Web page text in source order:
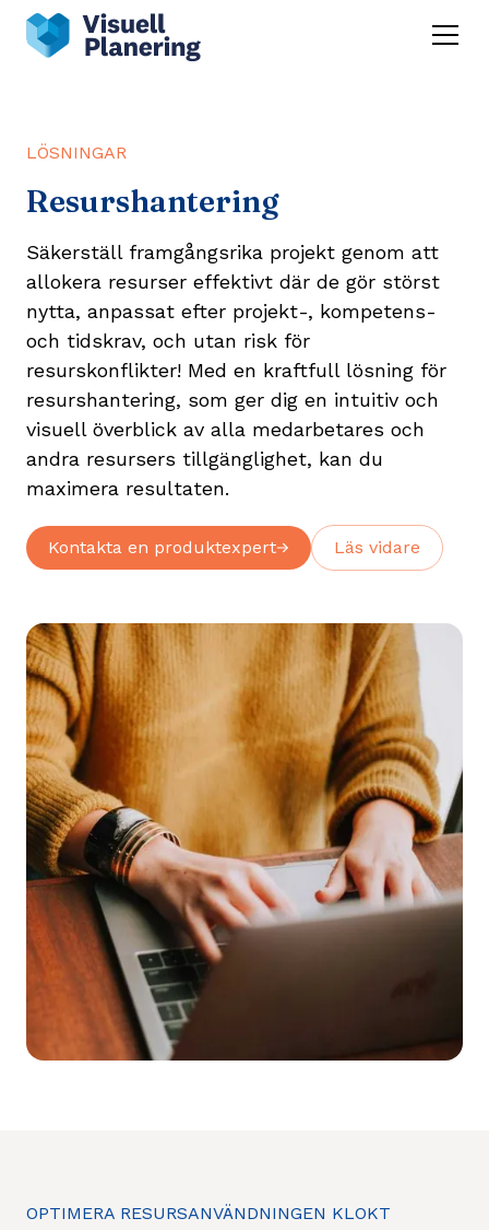
LÖSNINGAR
Resurshantering
Säkerställ framgångsrika projekt genom att
allokera resurser effektivt där de gör störst
nytta, anpassat efter projekt-, kompetens-
och tidskrav, och utan risk för
resurskonflikter! Med en kraftfull lösning för
resurshantering, som ger dig en intuitiv och
visuell överblick av alla medarbetares och
andra resursers tillgänglighet, kan du
maximera resultaten.
Kontakta en produktexpert Läs vidare
OPTIMERA RESURSANVÄNDNINGEN KLOKT